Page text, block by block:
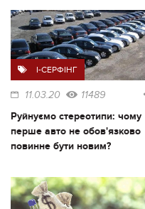
I-СЕРФІНГ
11.03.20 11489
Руйнуємо стереотипи: чому
перше авто не обов'язково
повинне бути новим?